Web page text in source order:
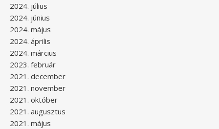
2024. július
2024. június
2024. május
2024. április
2024. március
2023. február
2021. december
2021. november
2021. október
2021. augusztus
2021. május